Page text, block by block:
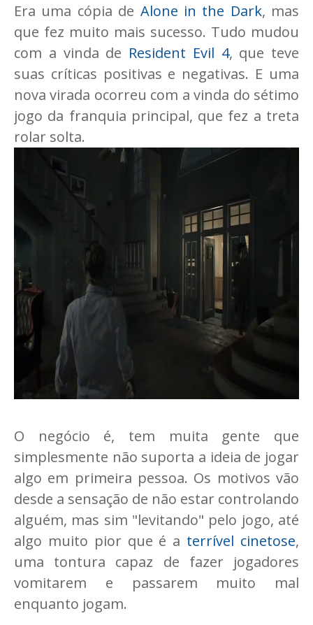
Era uma cópia de Alone in the Dark, mas
que fez muito mais sucesso. Tudo mudou
com a vinda de Resident Evil 4, que teve
suas críticas positivas e negativas. E uma
nova virada ocorreu com a vinda do sétimo
jogo da franquia principal, que fez a treta
rolar solta.
O negócio é, tem muita gente que
simplesmente não suporta a ideia de jogar
algo em primeira pessoa. Os motivos vão
desde a sensação de não estar controlando
alguém, mas sim "levitando" pelo jogo, até
algo muito pior que é a terrível cinetose,
uma tontura capaz de fazer jogadores
vomitarem e passarem muito mal
enquanto jogam.